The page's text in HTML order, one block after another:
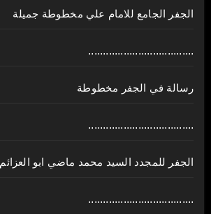
الجفر الجامع للامام علي مخطوطة جميلة
....................................
رسالة في الجفر مخطوطة
....................................
الجفر للمجدد السيد محمد ماضي ابو العزائم
....................................